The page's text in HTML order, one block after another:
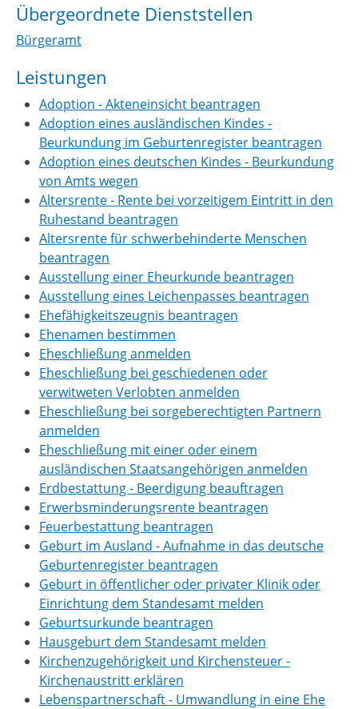
Übergeordnete Dienststellen
Bürgeramt
Leistungen
Adoption - Akteneinsicht beantragen
Adoption eines ausländischen Kindes -
Beurkundung im Geburtenregister beantragen
Adoption eines deutschen Kindes - Beurkundung
von Amts wegen
Altersrente - Rente bei vorzeitigem Eintritt in den
Ruhestand beantragen
Altersrente für schwerbehinderte Menschen
beantragen
Ausstellung einer Eheurkunde beantragen
Ausstellung eines Leichenpasses beantragen
Ehefähigkeitszeugnis beantragen
Ehenamen bestimmen
Eheschließung anmelden
Eheschließung bei geschiedenen oder
verwitweten Verlobten anmelden
Eheschließung bei sorgeberechtigten Partnern
anmelden
Eheschließung mit einer oder einem
ausländischen Staatsangehörigen anmelden
Erdbestattung - Beerdigung beauftragen
Erwerbsminderungsrente beantragen
Feuerbestattung beantragen
Geburt im Ausland - Aufnahme in das deutsche
Geburtenregister beantragen
Geburt in öffentlicher oder privater Klinik oder
Einrichtung dem Standesamt melden
Geburtsurkunde beantragen
Hausgeburt dem Standesamt melden
Kirchenzugehörigkeit und Kirchensteuer -
Kirchenaustritt erklären
Lebenspartnerschaft - Umwandlung in eine Ehe